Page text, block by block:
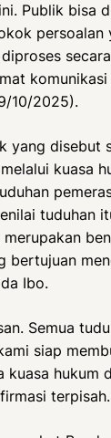
Publik bisa
persoalan
10/2025).
yang disebut
kuasa
tuduhan
bertujuan
Ibo.
Semua
siap
kuasa hukum
terpisah.